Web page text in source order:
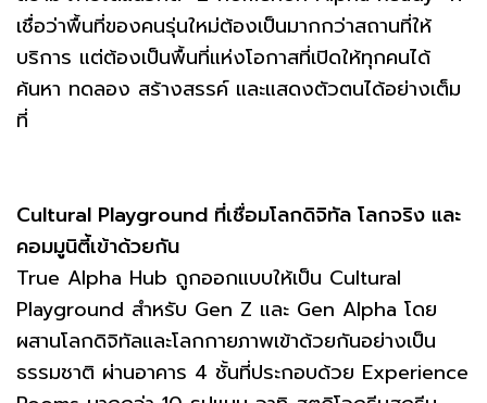
เชื่อว่าพื้นที่ของคนรุ่นใหม่ต้องเป็นมากกว่าสถานที่ให้
บริการ แต่ต้องเป็นพื้นที่แห่งโอกาสที่เปิดให้ทุกคนได้
ค้นหา ทดลอง สร้างสรรค์ และแสดงตัวตนได้อย่างเต็ม
ที่
Cultural Playground ที่เชื่อมโลกดิจิทัล โลกจริง และ
คอมมูนิตี้เข้าด้วยกัน
True Alpha Hub ถูกออกแบบให้เป็น Cultural
Playground สำหรับ Gen Z และ Gen Alpha โดย
ผสานโลกดิจิทัลและโลกกายภาพเข้าด้วยกันอย่างเป็น
ธรรมชาติ ผ่านอาคาร 4 ชั้นที่ประกอบด้วย Experience